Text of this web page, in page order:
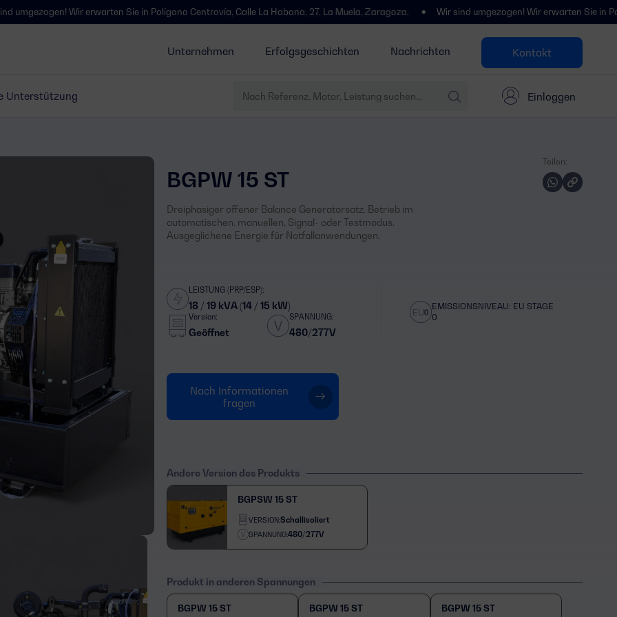
Unternehmen Erfolgsgeschichten Nachrichten Kontakt
Unterstützung Einloggen
Wir erwarten Sie in Polígono Centrovía, Calle La Habana, 27, La Muela, Zaragoza. Wir sind umgezogen! Wir erwarten Sie in Polígono
Teilen:
BGPW 15 ST
Dreiphasiger offener Balance Generatorsatz. Betrieb im
automatischen, manuellen, Signal- oder Testmodus.
Ausgeglichene Energie für Notfallanwendungen.
LEISTUNG (PRP/ESP):
18 / 19 kVA (14 / 15 kW)
Version:
Geöffnet
SPANNUNG:
480/277V
EMISSIONSNIVEAU: EU STAGE
0
Nach Informationen
fragen
Andere Version des Produkts
BGPSW 15 ST
VERSION:Schallisoliert
SPANNUNG:480/277V
Produkt in anderen Spannungen
BGPW 15 ST BGPW 15 ST BGPW 15 ST